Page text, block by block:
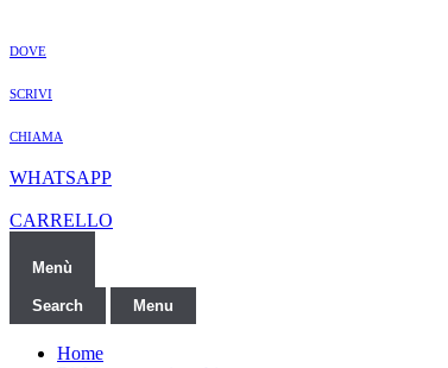
DOVE
SCRIVI
CHIAMA
WHATSAPP
CARRELLO
Menù
Search Menu
Home